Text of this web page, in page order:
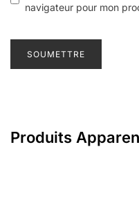
navigateur pour mon
Produits